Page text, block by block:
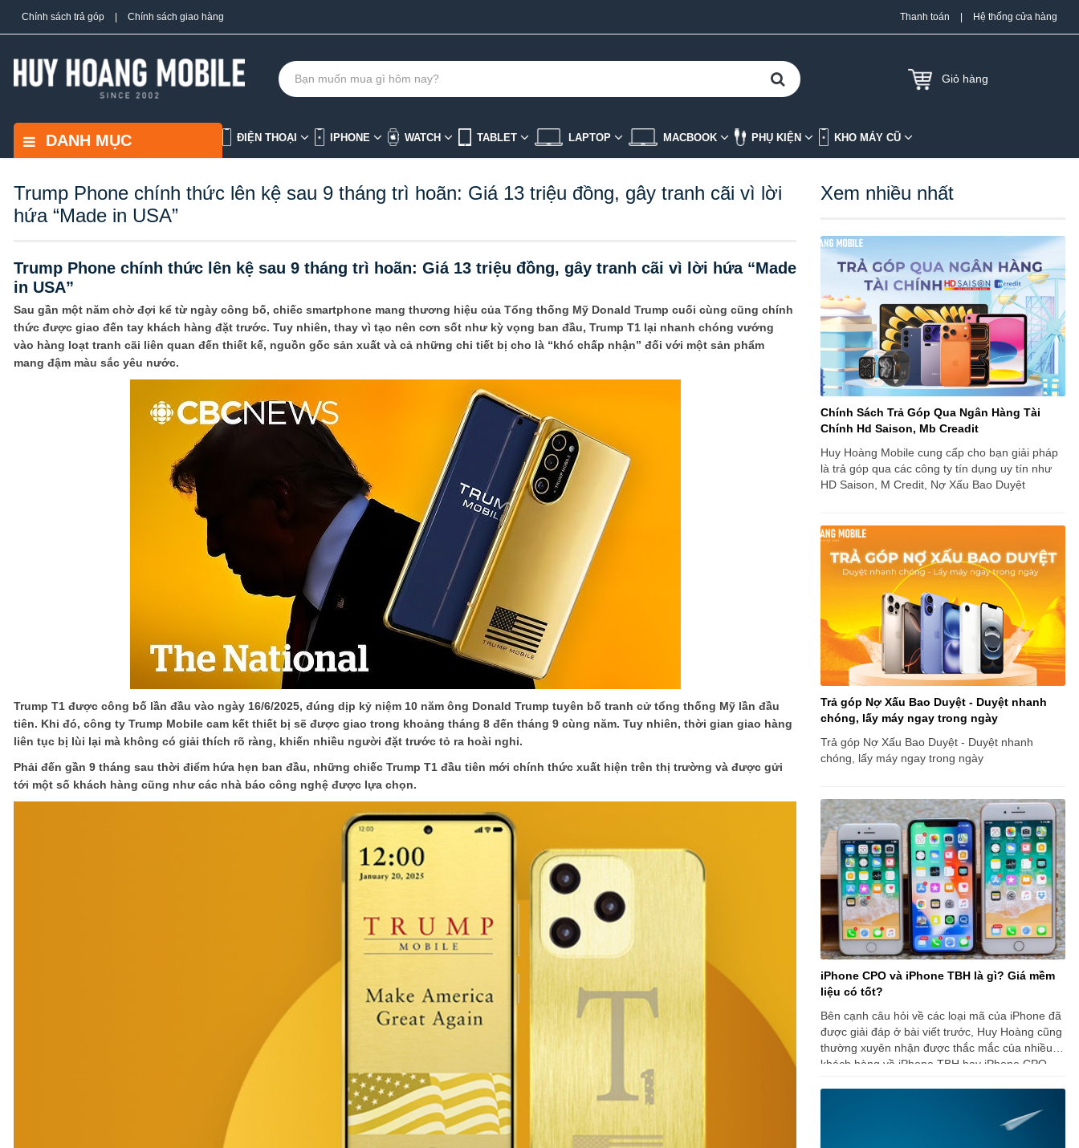
Chính sách trả góp Chính sách giao hàng Thanh toán Hệ thống cửa hàng
Giỏ hàng
DANH MỤC ĐIỆN THOẠI IPHONE WATCH TABLET LAPTOP MACBOOK PHỤ KIỆN KHO MÁY CŨ
Trump Phone chính thức lên kệ sau 9 tháng trì hoãn: Giá 13 triệu đồng, gây tranh cãi vì lời
hứa “Made in USA”
Trump Phone chính thức lên kệ sau 9 tháng trì hoãn: Giá 13 triệu đồng, gây tranh cãi vì lời hứa “Made
in USA”
Sau gần một năm chờ đợi kể từ ngày công bố, chiếc smartphone mang thương hiệu của Tổng thống Mỹ Donald Trump cuối cùng cũng chính
thức được giao đến tay khách hàng đặt trước. Tuy nhiên, thay vì tạo nên cơn sốt như kỳ vọng ban đầu, Trump T1 lại nhanh chóng vướng
vào hàng loạt tranh cãi liên quan đến thiết kế, nguồn gốc sản xuất và cả những chi tiết bị cho là “khó chấp nhận” đối với một sản phẩm
mang đậm màu sắc yêu nước.
Trump T1 được công bố lần đầu vào ngày 16/6/2025, đúng dịp kỷ niệm 10 năm ông Donald Trump tuyên bố tranh cử tổng thống Mỹ lần đầu
tiên. Khi đó, công ty Trump Mobile cam kết thiết bị sẽ được giao trong khoảng tháng 8 đến tháng 9 cùng năm. Tuy nhiên, thời gian giao hàng
liên tục bị lùi lại mà không có giải thích rõ ràng, khiến nhiều người đặt trước tỏ ra hoài nghi.
Phải đến gần 9 tháng sau thời điểm hứa hẹn ban đầu, những chiếc Trump T1 đầu tiên mới chính thức xuất hiện trên thị trường và được gửi
tới một số khách hàng cũng như các nhà báo công nghệ được lựa chọn.
Xem nhiều nhất
Chính Sách Trả Góp Qua Ngân Hàng Tài
Chính Hd Saison, Mb Creadit
Huy Hoàng Mobile cung cấp cho bạn giải pháp
là trả góp qua các công ty tín dụng uy tín như
HD Saison, M Credit, Nợ Xấu Bao Duyệt
Trả góp Nợ Xấu Bao Duyệt - Duyệt nhanh
chóng, lấy máy ngay trong ngày
Trả góp Nợ Xấu Bao Duyệt - Duyệt nhanh
chóng, lấy máy ngay trong ngày
iPhone CPO và iPhone TBH là gì? Giá mềm
liệu có tốt?
Bên cạnh câu hỏi về các loại mã của iPhone đã
được giải đáp ở bài viết trước, Huy Hoàng cũng
thường xuyên nhận được thắc mắc của nhiều
khách hàng về iPhone TBH hay iPhone CPO.